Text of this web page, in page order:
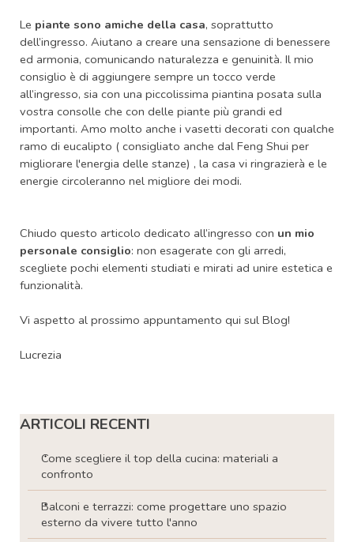
Le piante sono amiche della casa, soprattutto
dell’ingresso. Aiutano a creare una sensazione di benessere
ed armonia, comunicando naturalezza e genuinità. Il mio
consiglio è di aggiungere sempre un tocco verde
all’ingresso, sia con una piccolissima piantina posata sulla
vostra consolle che con delle piante più grandi ed
importanti. Amo molto anche i vasetti decorati con qualche
ramo di eucalipto ( consigliato anche dal Feng Shui per
migliorare l'energia delle stanze) , la casa vi ringrazierà e le
energie circoleranno nel migliore dei modi.
Chiudo questo articolo dedicato all’ingresso con un mio
personale consiglio: non esagerate con gli arredi,
scegliete pochi elementi studiati e mirati ad unire estetica e
funzionalità.
Vi aspetto al prossimo appuntamento qui sul Blog!
Lucrezia
Salta blocco ARTICOLI RECENTI
ARTICOLI RECENTI
Come scegliere il top della cucina: materiali a
confronto
Balconi e terrazzi: come progettare uno spazio
esterno da vivere tutto l'anno